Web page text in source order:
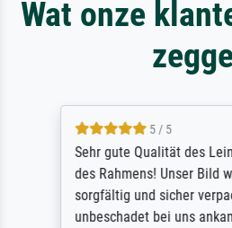
Wat onze
5 / 5
Sehr gute Qualität des
des Rahmens! Unser Bild
sorgfältig und sicher
unbeschadet bei uns